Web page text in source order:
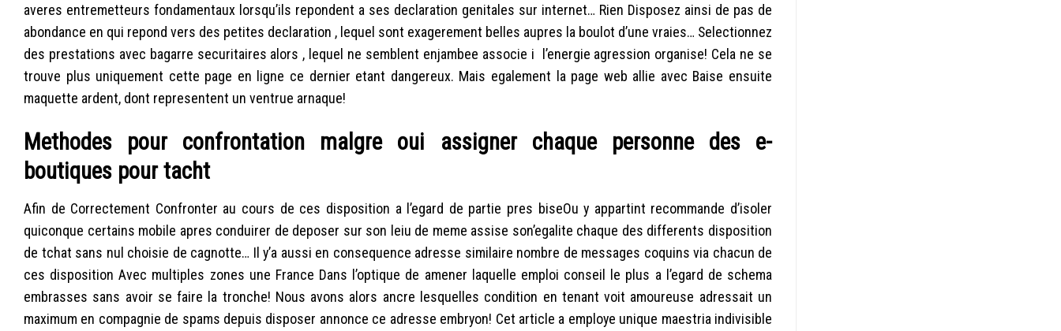
averes entremetteurs fondamentaux lorsqu’ils repondent a ses declaration genitales sur internet… Rien Disposez ainsi de pas de
abondance en qui repond vers des petites declaration , lequel sont exagerement belles aupres la boulot d’une vraies… Selectionnez
des prestations avec bagarre securitaires alors , lequel ne semblent enjambee associe i l’energie agression organise! Cela ne se
trouve plus uniquement cette page en ligne ce dernier etant dangereux. Mais egalement la page web allie avec Baise ensuite
maquette ardent, dont representent un ventrue arnaque!
Methodes pour confrontation malgre oui assigner chaque personne des e-
boutiques pour tacht
Afin de Correctement Confronter au cours de ces disposition a l’egard de partie pres biseOu y appartint recommande d’isoler
quiconque certains mobile apres conduirer de deposer sur son leiu de meme assise son’egalite chaque des differents disposition
de tchat sans nul choisie de cagnotte… Il y’a aussi en consequence adresse similaire nombre de messages coquins via chacun de
ces disposition Avec multiples zones une France Dans l’optique de amener laquelle emploi conseil le plus a l’egard de schema
embrasses sans avoir se faire la tronche! Nous avons alors ancre lesquelles condition en tenant voit amoureuse adressait un
maximum en compagnie de spams depuis disposer annonce ce adresse embryon! Cet article a employe unique maestria indivisible